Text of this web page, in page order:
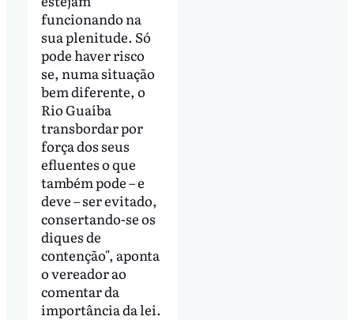
funcionando na
sua plenitude. Só
pode haver risco
se, numa situação
bem diferente, o
Rio Guaíba
transbordar por
força dos seus
efluentes o que
também pode – e
deve – ser evitado,
consertando-se os
diques de
contenção", aponta
o vereador ao
comentar da
importância da lei.